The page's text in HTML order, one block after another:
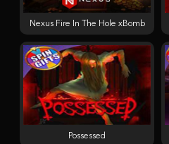
Nexus Fire In The Hole xBomb
Possessed